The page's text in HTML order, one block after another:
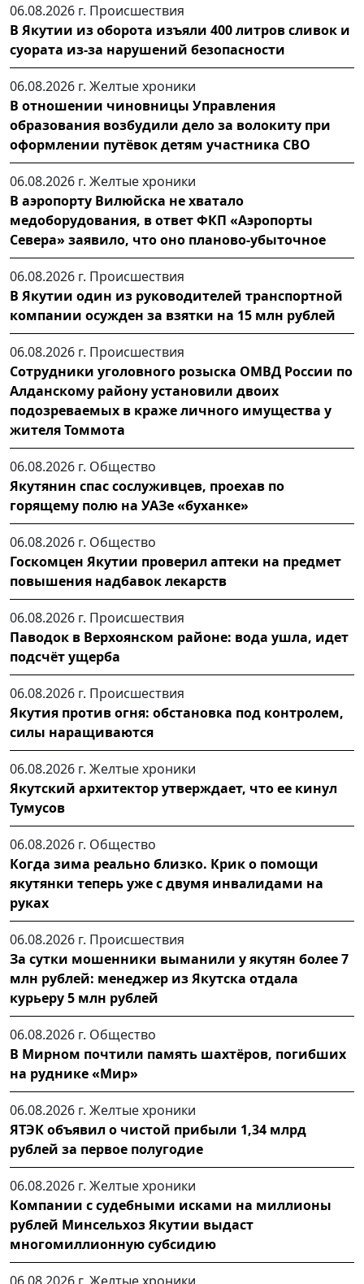
06.08.2026 г. Происшествия
В Якутии из оборота изъяли 400 литров сливок и
суората из-за нарушений безопасности
06.08.2026 г. Желтые хроники
В отношении чиновницы Управления
образования возбудили дело за волокиту при
оформлении путёвок детям участника СВО
06.08.2026 г. Желтые хроники
В аэропорту Вилюйска не хватало
медоборудования, в ответ ФКП «Аэропорты
Севера» заявило, что оно планово-убыточное
06.08.2026 г. Происшествия
В Якутии один из руководителей транспортной
компании осужден за взятки на 15 млн рублей
06.08.2026 г. Происшествия
Сотрудники уголовного розыска ОМВД России по
Алданскому району установили двоих
подозреваемых в краже личного имущества у
жителя Томмота
06.08.2026 г. Общество
Якутянин спас сослуживцев, проехав по
горящему полю на УАЗе «буханке»
06.08.2026 г. Общество
Госкомцен Якутии проверил аптеки на предмет
повышения надбавок лекарств
06.08.2026 г. Происшествия
Паводок в Верхоянском районе: вода ушла, идет
подсчёт ущерба
06.08.2026 г. Происшествия
Якутия против огня: обстановка под контролем,
силы наращиваются
06.08.2026 г. Желтые хроники
Якутский архитектор утверждает, что ее кинул
Тумусов
06.08.2026 г. Общество
Когда зима реально близко. Крик о помощи
якутянки теперь уже с двумя инвалидами на
руках
06.08.2026 г. Происшествия
За сутки мошенники выманили у якутян более 7
млн рублей: менеджер из Якутска отдала
курьеру 5 млн рублей
06.08.2026 г. Общество
В Мирном почтили память шахтёров, погибших
на руднике «Мир»
06.08.2026 г. Желтые хроники
ЯТЭК объявил о чистой прибыли 1,34 млрд
рублей за первое полугодие
06.08.2026 г. Желтые хроники
Компании с судебными исками на миллионы
рублей Минсельхоз Якутии выдаст
многомиллионную субсидию